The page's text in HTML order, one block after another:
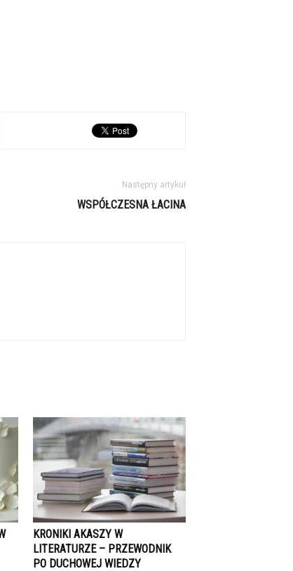
Następny artykuł
WSPÓŁCZESNA ŁACINA
KRONIKI AKASZY W
LITERATURZE – PRZEWODNIK
PO DUCHOWEJ WIEDZY